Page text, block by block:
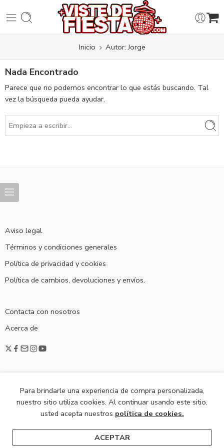
Inicio Autor: Jorge
Nada Encontrado
Parece que no podemos encontrar lo que estás buscando. Tal
vez la búsqueda pueda ayudar.
Aviso legal
Términos y condiciones generales
Política de privacidad y cookies
Política de cambios, devoluciones y envíos.
Contacta con nosotros
Acerca de
© 2020Viste De Fiesta
Para brindarle una experiencia de compra personalizada,
nuestro sitio utiliza cookies. Al continuar usando este sitio,
usted acepta nuestros política de cookies.
ACEPTAR